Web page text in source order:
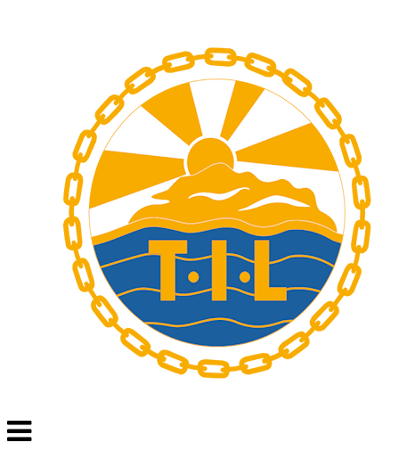
Veksle
navigasjon